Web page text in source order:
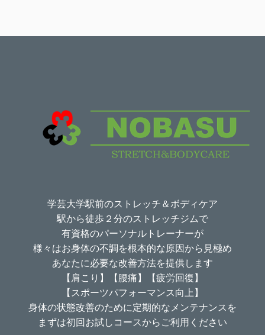
学芸大学駅前のストレッチ＆ボディケア
駅から徒歩２分のストレッチジムで
有資格のパーソナルトレーナーが
様々はお身体の不調を根本的な原因から見極め
あなたに必要な改善方法を提供します
【肩こり】【腰痛】【疲労回復】
【スポーツパフォーマンス向上】
身体の状態改善のために定期的なメンテナンスを
まずは初回お試しコースからご利用ください